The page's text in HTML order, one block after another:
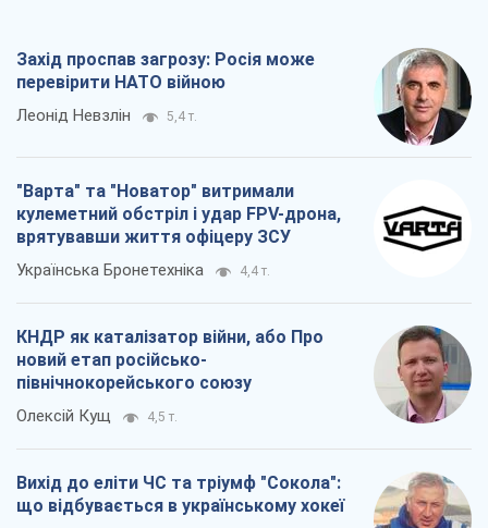
Захід проспав загрозу: Росія може
перевірити НАТО війною
Леонід Невзлін 5,4 т.
"Варта" та "Новатор" витримали
кулеметний обстріл і удар FPV-дрона,
врятувавши життя офіцеру ЗСУ
Українська Бронетехніка 4,4 т.
КНДР як каталізатор війни, або Про
новий етап російсько-
північнокорейського союзу
Олексій Кущ 4,5 т.
Вихід до еліти ЧС та тріумф "Сокола":
що відбувається в українському хокеї